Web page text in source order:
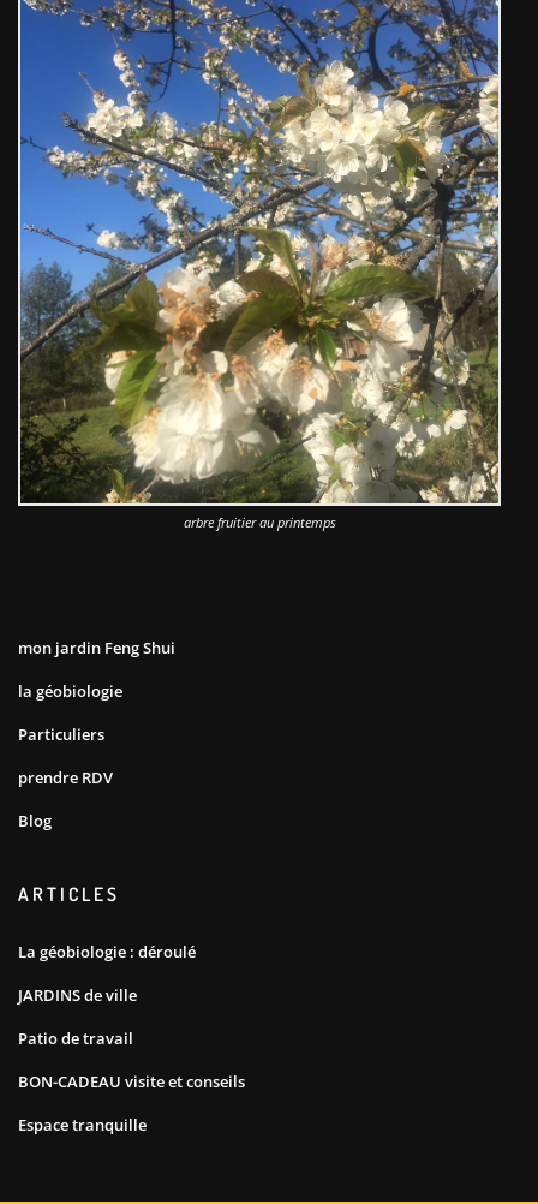
arbre fruitier au printemps
mon jardin Feng Shui
la géobiologie
Particuliers
prendre RDV
Blog
ARTICLES
La géobiologie : déroulé
JARDINS de ville
Patio de travail
BON-CADEAU visite et conseils
Espace tranquille